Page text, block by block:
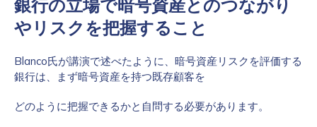
銀行の立場で暗号資産とのつながり
やリスクを把握すること
Blanco氏が講演で述べたように、暗号資産リスクを評価する
銀行は、まず暗号資産を持つ既存顧客を
どのように把握できるかと自問する必要があります。